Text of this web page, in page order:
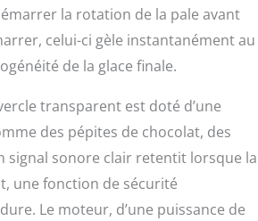
la rotation de la pale avant
celui-ci gèle instantanément au
de la glace finale.
transparent est doté d’une
des pépites de chocolat, des
signal sonore clair retentit lorsque la
une fonction de sécurité
Le moteur, d’une puissance de